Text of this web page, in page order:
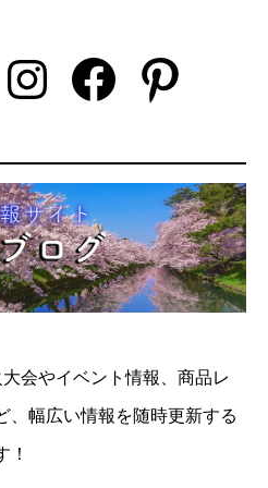
Instagram
会やイベント情報、商品レ
、幅広い情報を随時更新する
！